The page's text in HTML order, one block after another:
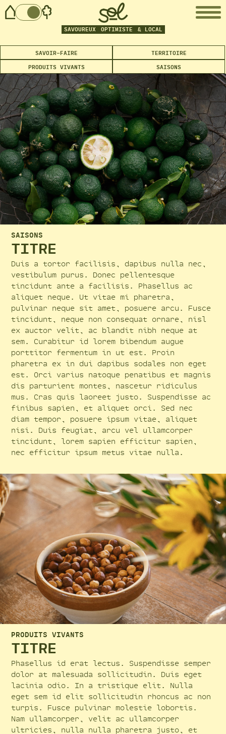
SAVOUREUX OPTIMISTE & LOCAL
SAVOIR-FAIRE
TERRITOIRE
PRODUITS VIVANTS
SAISONS
SAISONS
TITRE
Duis a tortor facilisis, dapibus nulla nec,
vestibulum purus. Donec pellentesque
tincidunt ante a facilisis. Phasellus ac
aliquet neque. Ut vitae mi pharetra,
pulvinar neque sit amet, posuere arcu. Fusce
tincidunt, neque non consequat ornare, nisl
ex auctor velit, ac blandit nibh neque at
sem. Curabitur id lorem bibendum augue
porttitor fermentum in ut est. Proin
pharetra ex in dui dapibus sodales non eget
est. Orci varius natoque penatibus et magnis
dis parturient montes, nascetur ridiculus
mus. Cras quis laoreet justo. Suspendisse ac
finibus sapien, et aliquet orci. Sed nec
diam tempor, posuere ipsum vitae, aliquet
nisi. Duis feugiat, arcu vel ullamcorper
tincidunt, lorem sapien efficitur sapien,
nec efficitur ipsum metus vitae nulla.
PRODUITS VIVANTS
TITRE
Phasellus id erat lectus. Suspendisse semper
dolor at malesuada sollicitudin. Duis eget
lacinia odio. In a tristique elit. Nulla
eget sem id elit sollicitudin rhoncus ac non
turpis. Fusce pulvinar molestie lobortis.
Nam ullamcorper, velit ac ullamcorper
ultricies, nulla nulla pharetra justo, et